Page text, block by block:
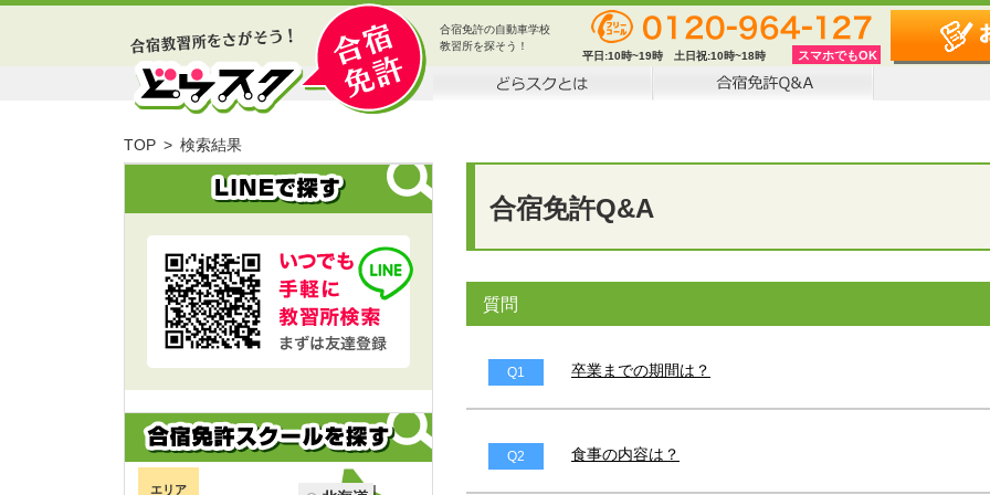
合宿免許の自動車学校
教習所を探そう！
平日:10時~19時 土日祝:10時~18時 スマホでもOK
TOP 検索結果
合宿免許Q&A
質問
Q1 卒業までの期間は？
Q2 食事の内容は？
エリア